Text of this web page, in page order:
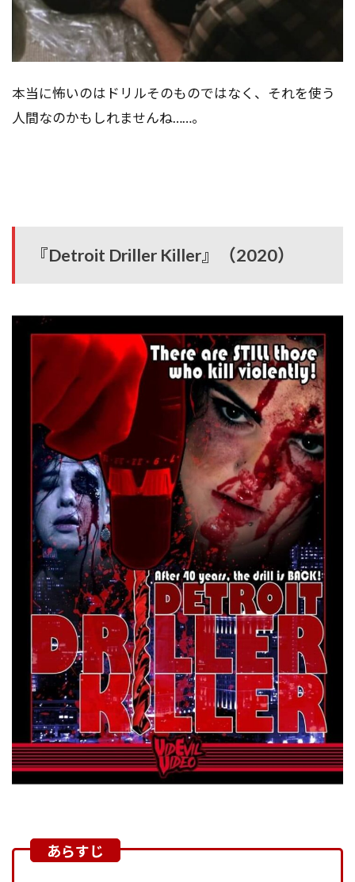
本当に怖いのはドリルそのものではなく、それを使う
人間なのかもしれませんね……。
『Detroit Driller Killer』（2020）